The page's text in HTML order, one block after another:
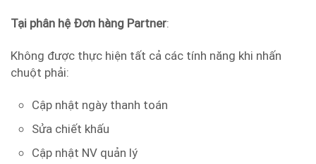
Tại phân hệ Đơn hàng Partner:
Không được thực hiện tất cả các tính năng khi nhấn
chuột phải:
Cập nhật ngày thanh toán
Sửa chiết khấu
Cập nhật NV quản lý